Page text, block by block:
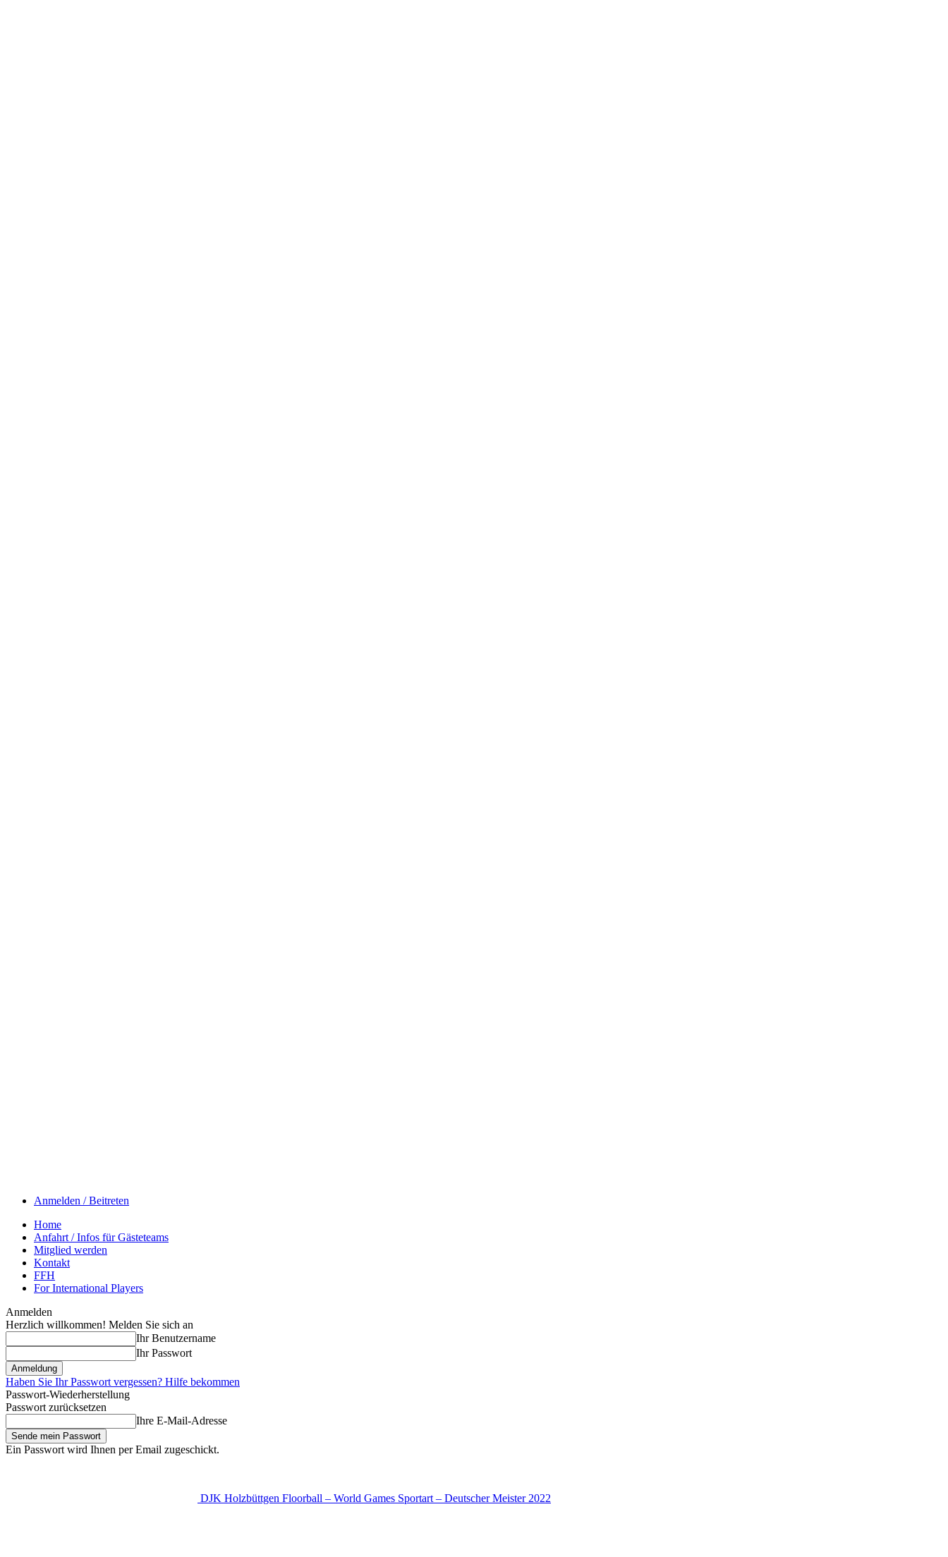
Anmelden / Beitreten
Home
Anfahrt / Infos für Gästeteams
Mitglied werden
Kontakt
FFH
For International Players
Anmelden
Herzlich willkommen! Melden Sie sich an
Ihr Benutzername
Ihr Passwort
Haben Sie Ihr Passwort vergessen? Hilfe bekommen
Passwort-Wiederherstellung
Passwort zurücksetzen
Ihre E-Mail-Adresse
Ein Passwort wird Ihnen per Email zugeschickt.
DJK Holzbüttgen Floorball – World Games Sportart – Deutscher Meister 2022